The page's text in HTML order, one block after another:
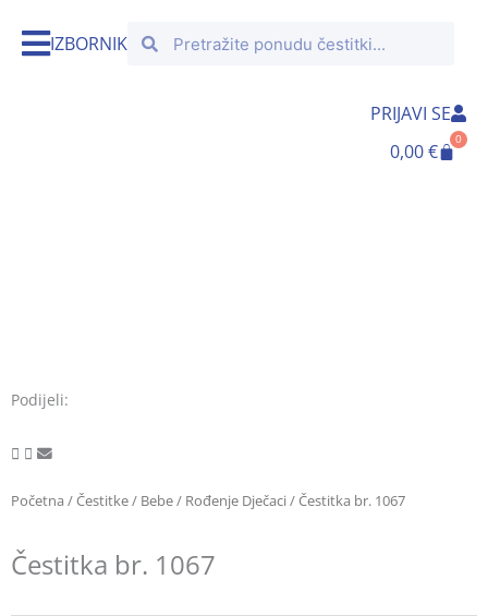
IZBORNIKSearchSearch
PRIJAVI SE
0,00€
0
Cart
Podijeli:
Početna /Čestitke/ Bebe/ Rođenje Dječaci/ Čestitka br. 1067
Čestitka br. 1067